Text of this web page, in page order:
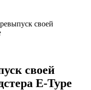
своей
своей
E-Type